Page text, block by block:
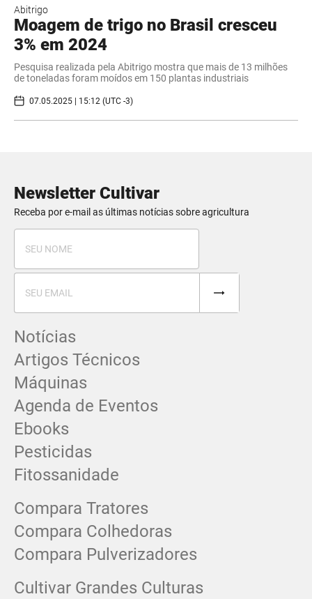
Abitrigo
Moagem de trigo no Brasil cresceu
3% em 2024
Pesquisa realizada pela Abitrigo mostra que mais de 13 milhões
de toneladas foram moídos em 150 plantas industriais
07.05.2025 | 15:12 (UTC -3)
Newsletter Cultivar
Receba por e-mail as últimas notícias sobre agricultura
Notícias
Artigos Técnicos
Máquinas
Agenda de Eventos
Ebooks
Pesticidas
Fitossanidade
Compara Tratores
Compara Colhedoras
Compara Pulverizadores
Cultivar Grandes Culturas